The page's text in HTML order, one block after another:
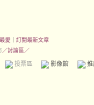
愛
訂閱最新文章
／討論區／
投票區 影像館